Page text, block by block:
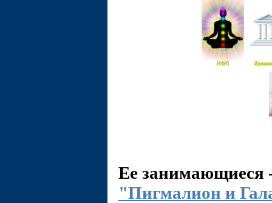
Ее занимающиеся
"Пигмалион и